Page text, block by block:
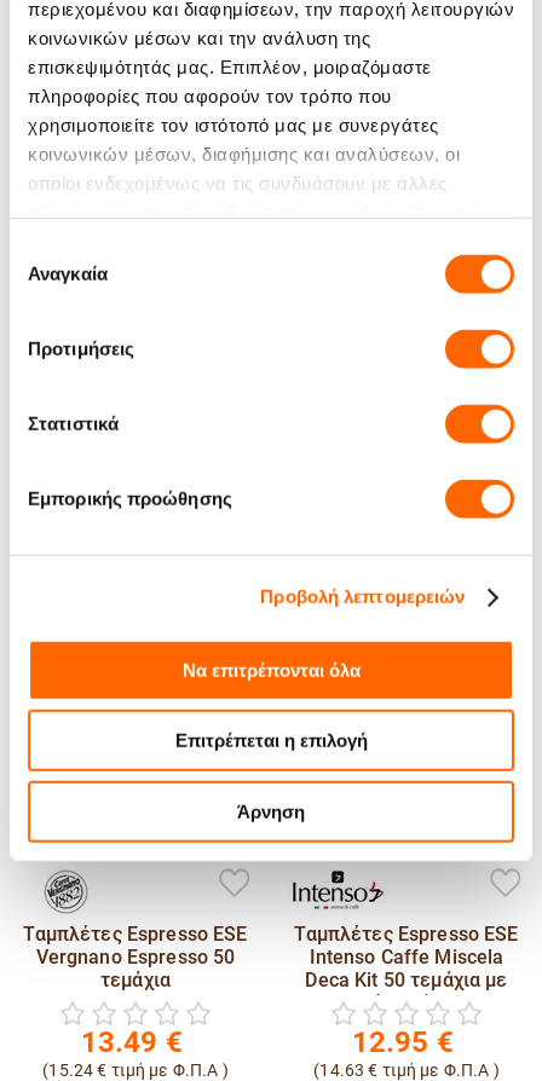
περιεχομένου και διαφημίσεων, την παροχή λειτουργιών
κοινωνικών μέσων και την ανάλυση της
επισκεψιμότητάς μας. Επιπλέον, μοιραζόμαστε
πληροφορίες που αφορούν τον τρόπο που
χρησιμοποιείτε τον ιστότοπό μας με συνεργάτες
κοινωνικών μέσων, διαφήμισης και αναλύσεων, οι
οποίοι ενδεχομένως να τις συνδυάσουν με άλλες
των υπηρεσιών τους.
συγκατάθεσης
Αναγκαία
Προτιμήσεις
Στατιστικά
Εμπορικής προώθησης
Προβολή λεπτομερειών
Να επιτρέπονται όλα
Επιτρέπεται η επιλογή
Άρνηση
Ένταση:
Σώμα:
Σύσταση: Arabica 100%
Μέγεθος: 25 τεμάχια
Είδος Προϊόντος:
Γευστικές Νότες:
Single Origin:
Μπορεί να σου αρέσουν
Espresso ESE
Vergnano Espresso 50
τεμάχια
13.49 €
15.24 €τιμή με Φ.Π.Α )
Ταμπλέτες Espresso ESE
Intenso Caffe Miscela
Deca Kit 50 τεμάχια με
ποτηράκι, ζάχαρη κι
αναδευτήρα
12.95 €
14.63 €τιμή με Φ.Π.Α )